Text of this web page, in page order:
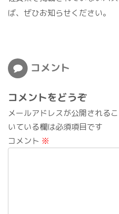
ば、ぜひお知らせください。
コメント
コメントをどうぞ
メールアドレスが公開されるこ
いている欄は必須項目です
コメント ※